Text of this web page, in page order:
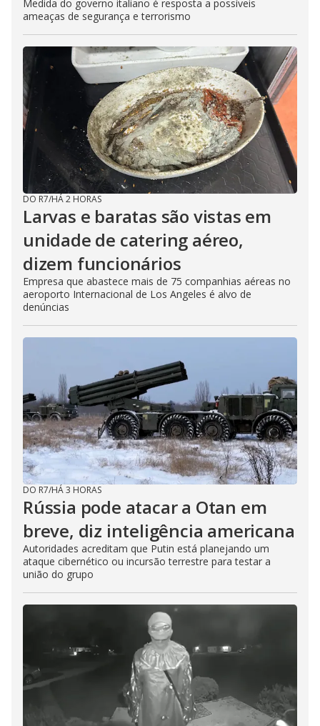
Medida do governo italiano é resposta a possíveis
ameaças de segurança e terrorismo
DO R7/HÁ 2 HORAS
Larvas e baratas são vistas em
unidade de catering aéreo,
dizem funcionários
Empresa que abastece mais de 75 companhias aéreas no
aeroporto Internacional de Los Angeles é alvo de
denúncias
DO R7/HÁ 3 HORAS
Rússia pode atacar a Otan em
breve, diz inteligência americana
Autoridades acreditam que Putin está planejando um
ataque cibernético ou incursão terrestre para testar a
união do grupo